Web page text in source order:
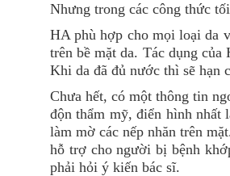
Nhưng trong các công thức
HA phù hợp cho mọi loại da
trên bề mặt da. Tác dụng
Khi da đã đủ nước thì sẽ hạn
Chưa hết, có một thông tin
độn thẩm mỹ, điển hình nhất
làm mờ các nếp nhăn trên
hỗ trợ cho người bị bệnh
phải hỏi ý kiến bác sĩ.